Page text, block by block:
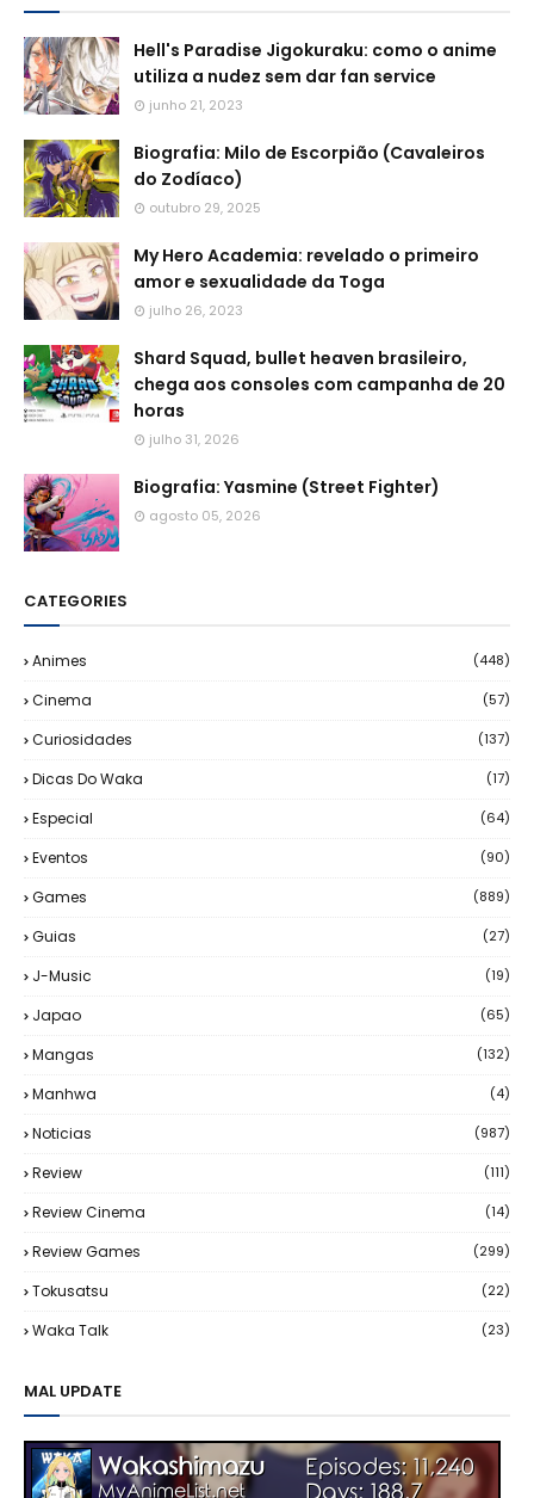
Hell's Paradise Jigokuraku: como o anime
utiliza a nudez sem dar fan service
junho 21, 2023
Biografia: Milo de Escorpião (Cavaleiros
do Zodíaco)
outubro 29, 2025
My Hero Academia: revelado o primeiro
amor e sexualidade da Toga
julho 26, 2023
Shard Squad, bullet heaven brasileiro,
chega aos consoles com campanha de 20
horas
julho 31, 2026
Biografia: Yasmine (Street Fighter)
agosto 05, 2026
CATEGORIES
Animes (448)
Cinema (57)
Curiosidades (137)
Dicas Do Waka (17)
Especial (64)
Eventos (90)
Games (889)
Guias (27)
J-Music (19)
Japao (65)
Mangas (132)
Manhwa (4)
Noticias (987)
Review (111)
Review Cinema (14)
Review Games (299)
Tokusatsu (22)
Waka Talk (23)
MAL UPDATE